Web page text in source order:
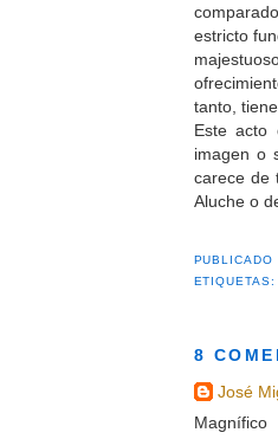
estricto
tanto,
Este
imagen o
carece de
Aluche o
8
José
Magnífico